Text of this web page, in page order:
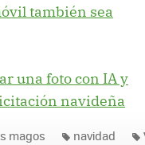
también sea
una foto con IA y
navideña
magos navidad